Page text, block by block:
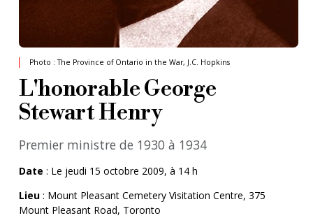
Photo : The Province of Ontario in the War, J.C. Hopkins
L'honorable George
Stewart Henry
Premier ministre de 1930 à 1934
Date : Le jeudi 15 octobre 2009, à 14 h
Lieu : Mount Pleasant Cemetery Visitation Centre, 375
Mount Pleasant Road, Toronto